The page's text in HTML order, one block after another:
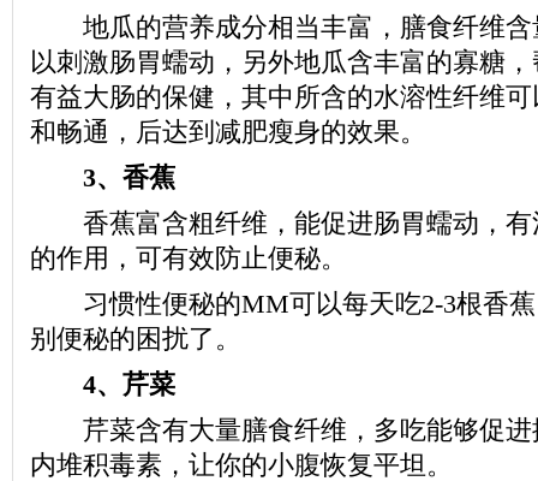
地瓜的营养成分相当丰富，膳食纤维含
以刺激肠胃蠕动，另外地瓜含丰富的寡糖
有益大肠的保健，其中所含的水溶性纤维
和畅通，后达到减肥瘦身的效果。
3、香蕉
香蕉富含粗纤维，能促进肠胃蠕动，有
的作用，可有效防止便秘。
习惯性便秘的MM可以每天吃2-3根香蕉
别便秘的困扰了。
4、芹菜
芹菜含有大量膳食纤维，多吃能够促进
内堆积毒素，让你的小腹恢复平坦。